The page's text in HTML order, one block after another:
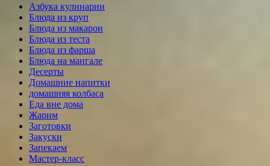
Азбука кулинарии
Блюда из круп
Блюда из макарон
Блюда из теста
Блюда из фарша
Блюда на мангале
Десерты
Домашние напитки
домашняя колбаса
Еда вне дома
Жарим
Заготовки
Закуски
Запекаем
Мастер-класс